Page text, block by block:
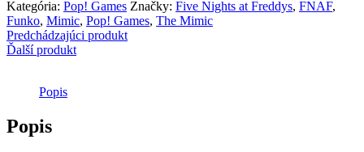
Nights
at
Freddys
-
Kategória: Pop! Games Značky: Five Nights at Freddys, FNAF,
Funko, Mimic, Pop! Games, The Mimic
Predchádzajúci produkt
Ďalší produkt
Popis
Popis